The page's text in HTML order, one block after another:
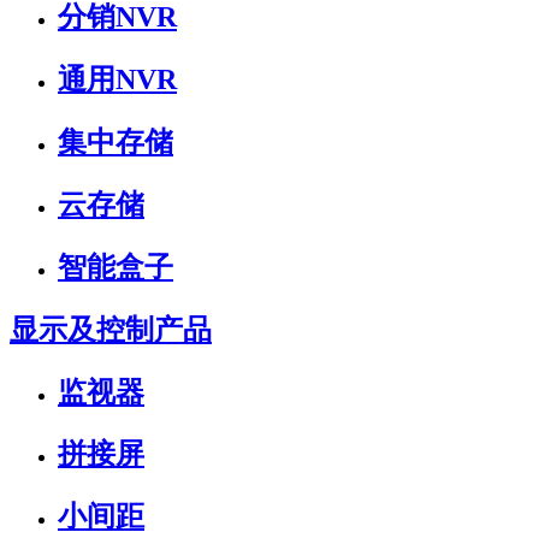
分销NVR
通用NVR
集中存储
云存储
智能盒子
显示及控制产品
监视器
拼接屏
小间距